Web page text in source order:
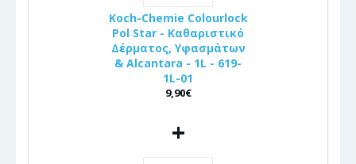
Koch-Chemie Colourlock
Pol Star - Καθαριστικό
Δέρματος, Υφασμάτων
& Alcantara - 1L - 619-
1L-01
9,90€
+